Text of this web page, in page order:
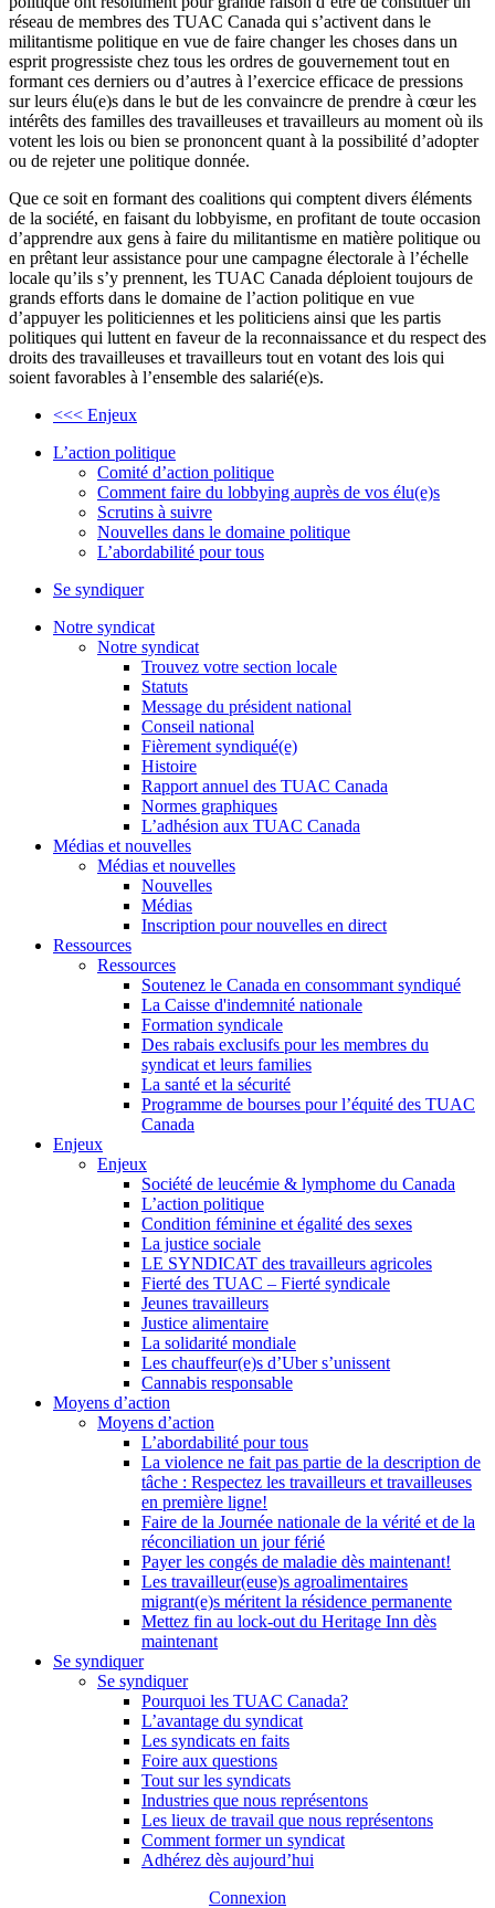
réseau de membres des TUAC Canada qui s’activent dans le
militantisme politique en vue de faire changer les choses dans un
esprit progressiste chez tous les ordres de gouvernement tout en
formant ces derniers ou d’autres à l’exercice efficace de pressions
sur leurs élu(e)s dans le but de les convaincre de prendre à cœur les
intérêts des familles des travailleuses et travailleurs au moment où ils
votent les lois ou bien se prononcent quant à la possibilité d’adopter
ou de rejeter une politique donnée.
Que ce soit en formant des coalitions qui comptent divers éléments
de la société, en faisant du lobbyisme, en profitant de toute occasion
d’apprendre aux gens à faire du militantisme en matière politique ou
en prêtant leur assistance pour une campagne électorale à l’échelle
locale qu’ils s’y prennent, les TUAC Canada déploient toujours de
grands efforts dans le domaine de l’action politique en vue
d’appuyer les politiciennes et les politiciens ainsi que les partis
politiques qui luttent en faveur de la reconnaissance et du respect des
droits des travailleuses et travailleurs tout en votant des lois qui
soient favorables à l’ensemble des salarié(e)s.
<<< Enjeux
L’action politique
Comité d’action politique
Comment faire du lobbying auprès de vos élu(e)s
Scrutins à suivre
Nouvelles dans le domaine politique
L’abordabilité pour tous
Se syndiquer
Notre syndicat
Notre syndicat
Trouvez votre section locale
Statuts
Message du président national
Conseil national
Fièrement syndiqué(e)
Histoire
Rapport annuel des TUAC Canada
Normes graphiques
L’adhésion aux TUAC Canada
Médias et nouvelles
Médias et nouvelles
Nouvelles
Médias
Inscription pour nouvelles en direct
Ressources
Ressources
Soutenez le Canada en consommant syndiqué
La Caisse d'indemnité nationale
Formation syndicale
Des rabais exclusifs pour les membres du
syndicat et leurs families
La santé et la sécurité
Programme de bourses pour l’équité des TUAC
Canada
Enjeux
Enjeux
Société de leucémie & lymphome du Canada
L’action politique
Condition féminine et égalité des sexes
La justice sociale
LE SYNDICAT des travailleurs agricoles
Fierté des TUAC – Fierté syndicale
Jeunes travailleurs
Justice alimentaire
La solidarité mondiale
Les chauffeur(e)s d’Uber s’unissent
Cannabis responsable
Moyens d’action
Moyens d’action
L’abordabilité pour tous
La violence ne fait pas partie de la description de
tâche : Respectez les travailleurs et travailleuses
en première ligne!
Faire de la Journée nationale de la vérité et de la
réconciliation un jour férié
Payer les congés de maladie dès maintenant!
Les travailleur(euse)s agroalimentaires
migrant(e)s méritent la résidence permanente
Mettez fin au lock-out du Heritage Inn dès
maintenant
Se syndiquer
Se syndiquer
Pourquoi les TUAC Canada?
L’avantage du syndicat
Les syndicats en faits
Foire aux questions
Tout sur les syndicats
Industries que nous représentons
Les lieux de travail que nous représentons
Comment former un syndicat
Adhérez dès aujourd’hui
Connexion